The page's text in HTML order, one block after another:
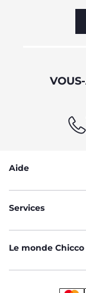
Aide
Services
Le monde Chicco